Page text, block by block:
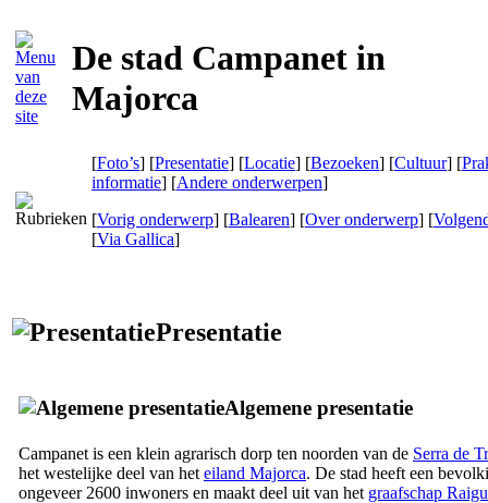
De stad Campanet in
Majorca
[Foto’s] [Presentatie] [Locatie] [Bezoeken] [Cultuur] [
informatie] [Andere onderwerpen]
[Vorig onderwerp] [Balearen] [Over onderwerp] [
[Via Gallica]
Presentatie
Algemene presentatie
Campanet is een klein agrarisch dorp ten noorden van de Serra de
het westelijke deel van het eiland Majorca. De stad heeft een
ongeveer 2600 inwoners en maakt deel uit van het graafschap